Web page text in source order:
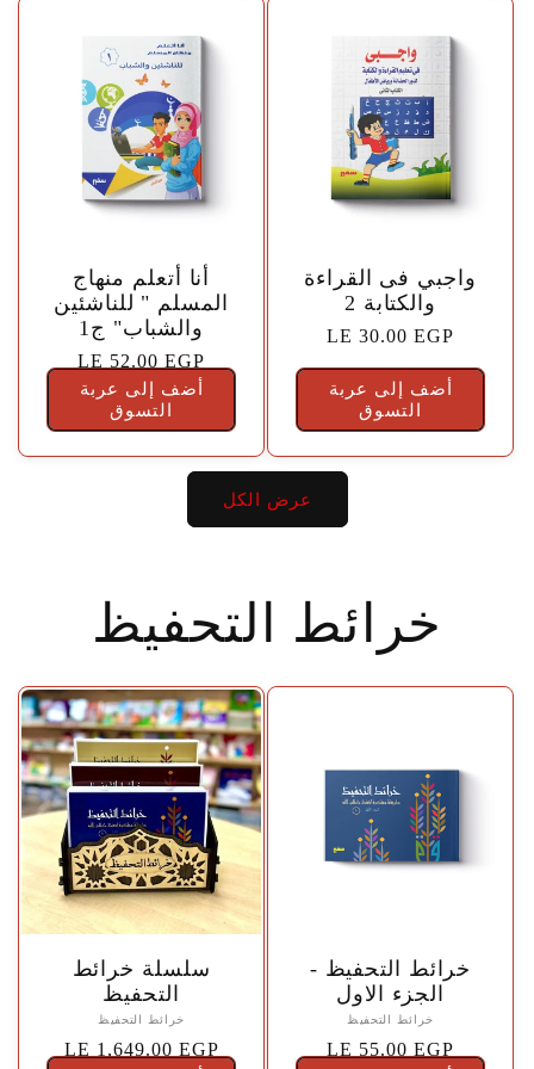
أنا أتعلم منهاج
المسلم " للناشئين
والشباب" ج1
السعر
الاعتيادي
LE 52.00 EGP
أضف إلى عربة
التسوق
واجبي فى القراءة
والكتابة 2
السعر
الاعتيادي
LE 30.00 EGP
أضف إلى عربة
التسوق
عرض الكل
خرائط التحفيظ
سلسلة خرائط
التحفيظ
خرائط التحفيظ
السعر
LE 1,649.00 EGP
خرائط التحفيظ -
الجزء الاول
خرائط التحفيظ
السعر
LE 55.00 EGP